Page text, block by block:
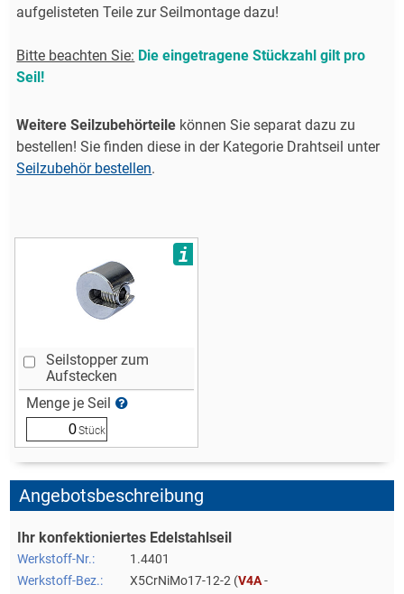
aufgelisteten Teile zur Seilmontage dazu!
Bitte beachten Sie: Die eingetragene Stückzahl gilt pro
Seil!
Weitere Seilzubehörteile können Sie separat dazu zu
bestellen! Sie finden diese in der Kategorie Drahtseil unter
Seilzubehör bestellen.
Seilstopper zum
Aufstecken
Menge je Seil
Stück
i
Angebotsbeschreibung
Ihr konfektioniertes Edelstahlseil
Werkstoff-Nr.:
1.4401
Werkstoff-Bez.:
X5CrNiMo17-12-2 (V4A-